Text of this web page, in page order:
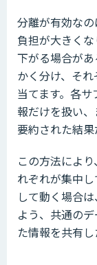
分離が有効な
負担が大きく
下がる場合が
かく分け、そ
当てます。各
報だけを扱い
要約された結果
この方法によ
れぞれが集中
して動く場合
よう、共通の
た情報を共有